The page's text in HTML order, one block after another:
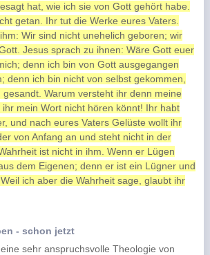
hat, wie ich sie von Gott gehört habe.
getan. Ihr tut die Werke eures Vaters.
Wir sind nicht unehelich geboren; wir
Jesus sprach zu ihnen: Wäre Gott euer
denn ich bin von Gott ausgegangen
denn ich bin nicht von selbst gekommen,
Warum versteht ihr denn meine
ihr mein Wort nicht hören könnt! Ihr habt
und nach eures Vaters Gelüste wollt ihr
von Anfang an und steht nicht in der
ist nicht in ihm. Wenn er Lügen
dem Eigenen; denn er ist ein Lügner und
ich aber die Wahrheit sage, glaubt ihr
- schon jetzt
sehr anspruchsvolle Theologie von